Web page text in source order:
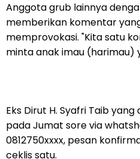
Anggota grub lainnya
memberikan komentar
memprovokasi. "Kita satu
minta anak imau (harimau)
Eks Dirut H. Syafri Taib
pada Jumat sore via
0812750xxxx, pesan
ceklis satu.